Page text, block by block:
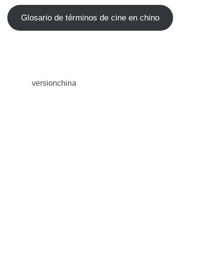
Glosario de términos de cine en chino
versionchina